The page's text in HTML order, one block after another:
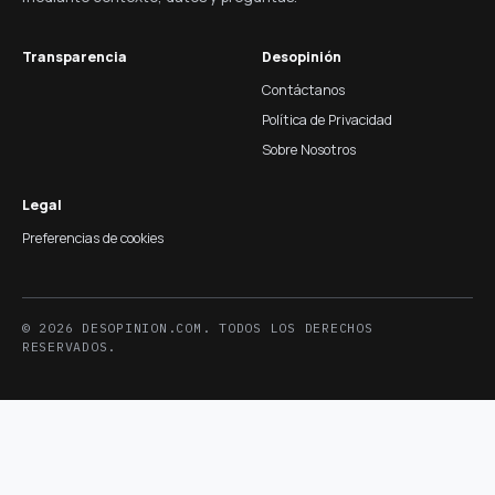
Transparencia
Desopinión
Contáctanos
Política de Privacidad
Sobre Nosotros
Legal
Preferencias de cookies
© 2026 DESOPINION.COM. TODOS LOS DERECHOS
RESERVADOS.